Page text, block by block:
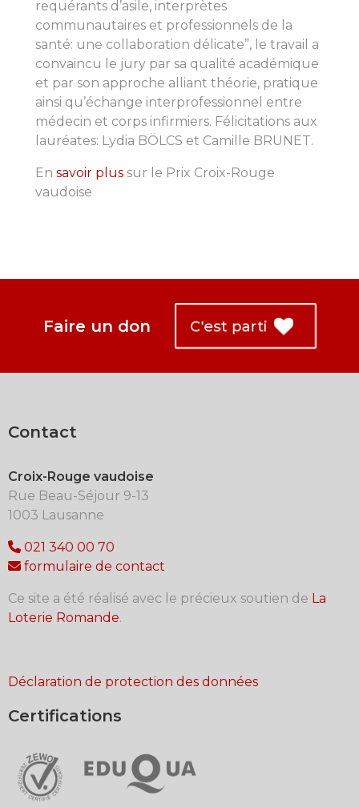
requérants d’asile, interprètes
communautaires et professionnels de la
santé: une collaboration délicate”, le travail a
convaincu le jury par sa qualité académique
et par son approche alliant théorie, pratique
ainsi qu’échange interprofessionnel entre
médecin et corps infirmiers. Félicitations aux
lauréates: Lydia BÖLCS et Camille BRUNET.
Ensavoir plus sur le Prix Croix-Rouge
vaudoise
Faire un don C'est parti
Contact
Croix-Rouge vaudoise
Rue Beau-Séjour 9-13
1003 Lausanne
021 340 00 70
formulaire de contact
Ce site a été réalisé avec le précieux soutien de La
Loterie Romande.
Déclaration de protection des données
Certifications